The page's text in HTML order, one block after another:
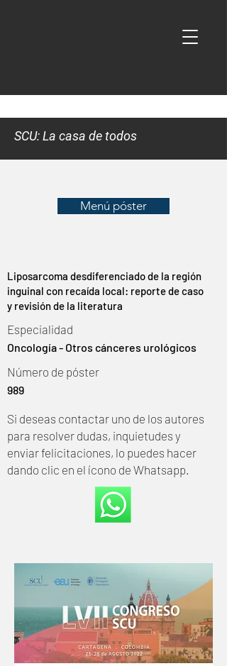
SCU: La casa de todos
Menú póster
Liposarcoma desdiferenciado de la región
inguinal con recaída local: reporte de caso
y revisión de la literatura
Especialidad
Oncología - Otros cánceres urológicos
Número de póster
989
Si deseas contactar uno de los autores
para resolver dudas, inquietudes y
enviar felicitaciones, lo puedes hacer
dando clic en el ícono de Whatsapp.